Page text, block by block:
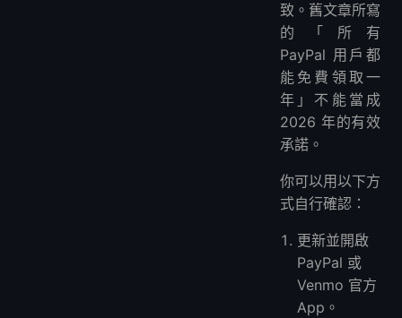
致。舊文章所寫
的「所有
PayPal 用戶都
能免費領取一
年」不能當成
2026 年的有效
承諾。
你可以用以下方
式自行確認：
更新並開啟
PayPal 或
Venmo 官方
App。